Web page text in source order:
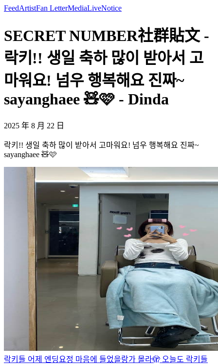
FeedArtistFan LetterMediaLiveNotice
SECRET NUMBER社群貼文 -
락키!! 생일 축하 많이 받아서 고
마워요! 넘우 행복해요 진짜~
sayanghaee 🧸🩷 - Dinda
2025 年 8 月 22 日
락키!! 생일 축하 많이 받아서 고마워요! 넘우 행복해요 진짜~
sayanghaee 🧸🩷
락키들 어제 엔딩요정 마음에 들었을랑가 몰라🫣 오늘도 락키들